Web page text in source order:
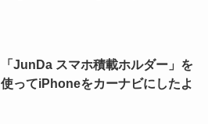
「JunDa スマホ積載ホルダー」を
使ってiPhoneをカーナビにしたよ